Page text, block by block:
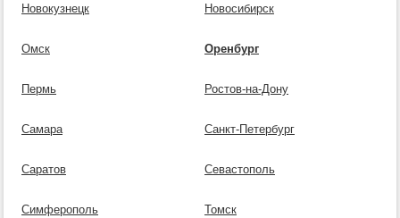
Новокузнецк Новосибирск
Омск Оренбург
Пермь Ростов-на-Дону
Самара Санкт-Петербург
Саратов Севастополь
Симферополь Томск